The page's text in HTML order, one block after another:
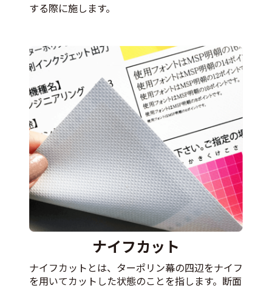
する際に施します。
ナイフカット
ナイフカットとは、ターポリン幕の四辺をナイフ
を用いてカットした状態のことを指します。断面